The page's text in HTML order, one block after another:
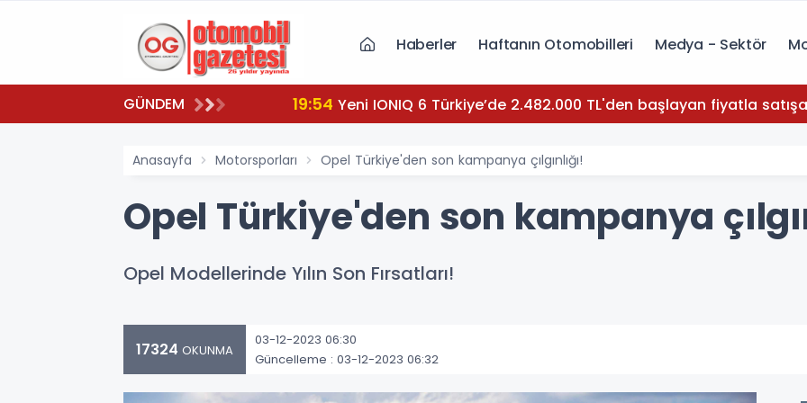
Haberler Haftanın Otomobilleri Medya - Sektör
GÜNDEM 19:54 Yeni IONIQ 6 Türkiye’de 2.482.000 TL'den başlayan fiyatla
Anasayfa Motorsporları Opel Türkiye'den son kampanya çılgınlığı!
Opel Türkiye'den son kampanya
Opel Modellerinde Yılın Son Fırsatları!
17324 OKUNMA
03-12-2023 06:30
Güncelleme : 03-12-2023 06:32